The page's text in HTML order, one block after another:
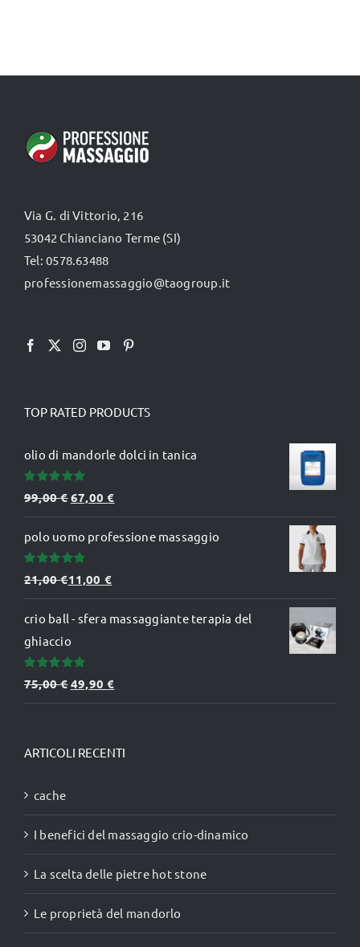
Via G. di Vittorio, 216
53042 Chianciano Terme (SI)
Tel: 0578.63488
professionemassaggio@taogroup.it
TOP RATED PRODUCTS
olio di mandorle dolci in tanica
Valutato
5.00su 5
99,00€Il
prezzo
originale
era:
99,00 €.
67,00€
prezzo
attuale
polo uomo professione massaggio
Valutato
5.00su 5
21,00€11,00 €
crio ball - sfera massaggiante terapia del
ghiaccio
Valutato
5.00su 5
75,00€Il
prezzo
era:
49,90€
prezzo
è:
ARTICOLI RECENTI
cache
I benefici del massaggio crio-dinamico
La scelta delle pietre hot stone
Le proprietà del mandorlo